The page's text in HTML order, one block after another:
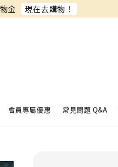
需付一筆運費
會員專屬優惠 常見問題 Q&A